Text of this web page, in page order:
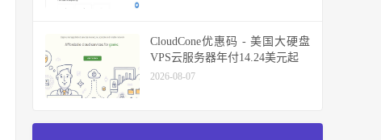
CloudCone优惠码 - 美国大硬盘
VPS云服务器年付14.24美元起
2026-08-07